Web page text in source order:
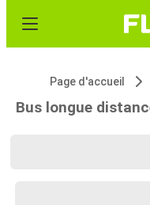
Page d'accueil
Bus longue